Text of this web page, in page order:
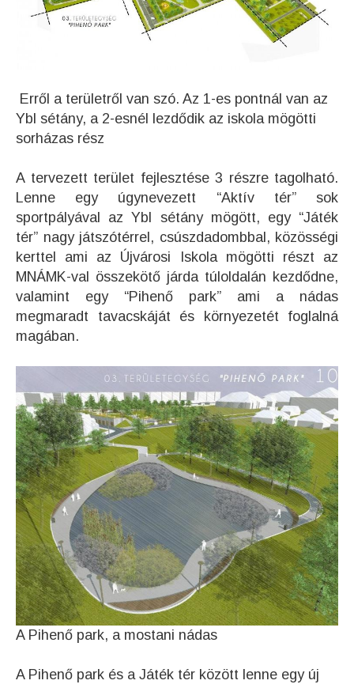
Erről a területről van szó. Az 1-es pontnál van az
Ybl sétány, a 2-esnél lezdődik az iskola mögötti
sorházas rész
A tervezett terület fejlesztése 3 részre tagolható.
Lenne egy úgynevezett “Aktív tér” sok
sportpályával az Ybl sétány mögött, egy “Játék
tér” nagy játszótérrel, csúszdadombbal, közösségi
kerttel ami az Újvárosi Iskola mögötti részt az
MNÁMK-val összekötő járda túloldalán kezdődne,
valamint egy “Pihenő park” ami a nádas
megmaradt tavacskáját és környezetét foglalná
magában.
A Pihenő park, a mostani nádas
A Pihenő park és a Játék tér között lenne egy új